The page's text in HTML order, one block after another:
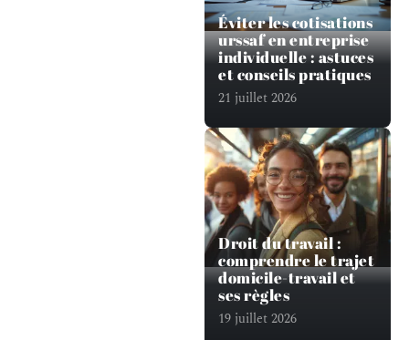
Éviter les cotisations
urssaf en entreprise
individuelle : astuces
et conseils pratiques
21 juillet 2026
Droit du travail :
comprendre le trajet
domicile-travail et
ses règles
19 juillet 2026